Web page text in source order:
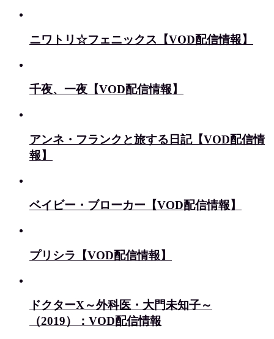
ニワトリ☆フェニックス【VOD配信情報】
千夜、一夜【VOD配信情報】
アンネ・フランクと旅する日記【VOD配信情
報】
ベイビー・ブローカー【VOD配信情報】
プリシラ【VOD配信情報】
ドクターX～外科医・大門未知子～
（2019）：VOD配信情報